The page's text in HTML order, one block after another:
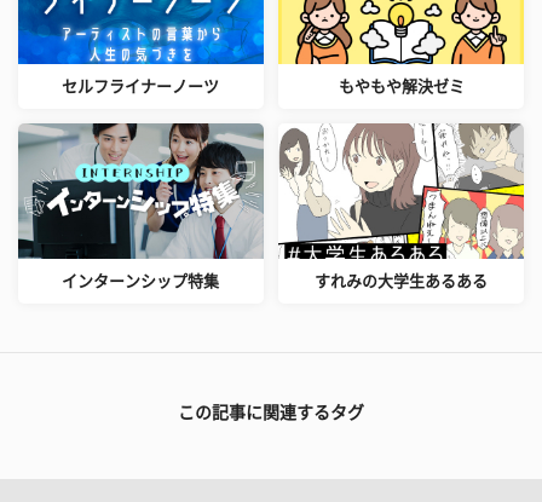
セルフライナーノーツ もやもや解決ゼミ
インターンシップ特集 すれみの大学生あるある
この記事に関連するタグ